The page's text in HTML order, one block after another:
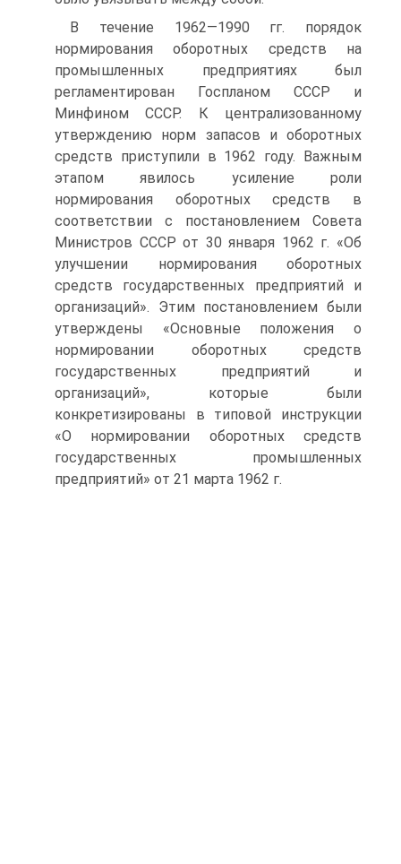
В течение 1962—1990 гг. порядок
нормирования оборотных средств на
промышленных предприятиях был
регламентирован Госпланом СССР и
Минфином СССР. К централизованному
утверждению норм запасов и оборотных
средств приступили в 1962 году. Важным
этапом явилось усиление роли
нормирования оборотных средств в
соответствии с постановлением Совета
Министров СССР от 30 января 1962 г. «Об
улучшении нормирования оборотных
средств государственных предприятий и
организаций». Этим постановлением были
утверждены «Основные положения о
нормировании оборотных средств
государственных предприятий и
организаций», которые были
конкретизированы в типовой инструкции
«О нормировании оборотных средств
государ­ственных промышленных
предприятий» от 21 марта 1962 г.